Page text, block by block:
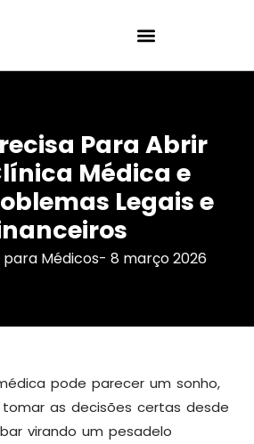
Para Abrir
Médica e
Legais e
Médicos- 8 março 2026
pode parecer um sonho,
as decisões certas desde
virando um pesadelo